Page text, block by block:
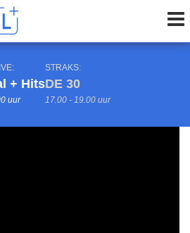
+ Hits
uur
STRAKS:
DE 30
17.00 - 19.00 uur